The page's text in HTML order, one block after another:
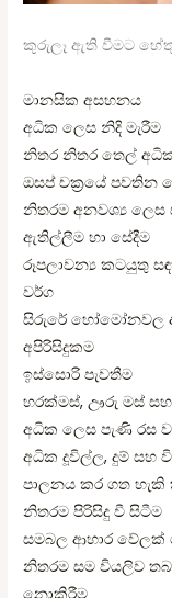
කුරුලෑ ඇති වීමට
මානසික අසහනය
අධික ලෙස නිදි මැරීම
නිතර නිතර තෙල්
ඔසප් චක්‍රයේ පවතින
නිතරම අනවශ්‍ය ලෙස
ඇතිල්ලීම හා සේදීම
රූපලාවන්‍ය කටයුතු
වර්ග
සිරුරේ හෝමෝනවල
අපිරිසිදුකම
ඉස්‌සොරි පැවතීම
හරක්‌මස්‌, ඌරු මස්‌ සහ
අධික ලෙස පැණි රස
අධික දූවිල්ල, දුම් සහ
පාලනය කර ගත හැකි
නිතරම පිරිසිදු වී සිටීම
සමබල ආහාර වේලක්‌
නිතරම සම වියලිව